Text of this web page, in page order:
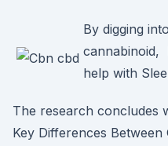
By digging
cannabinoid,
help with
The research concludes
Key Differences Between